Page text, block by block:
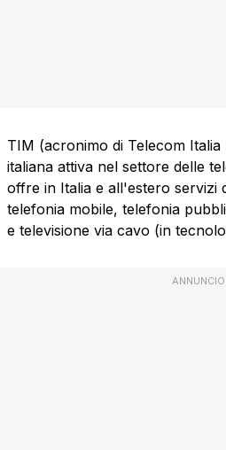
TIM (acronimo di Telecom
italiana attiva nel settore delle
offre in Italia e all'estero servizi
telefonia mobile, telefonia
e televisione via cavo (in
ANNUNCIO